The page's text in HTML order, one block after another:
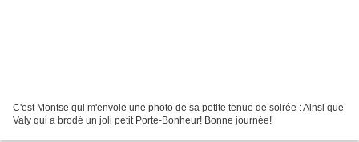
C'est Montse qui m'envoie une photo de sa petite tenue de soirée : Ainsi que
Valy qui a brodé un joli petit Porte-Bonheur! Bonne journée!